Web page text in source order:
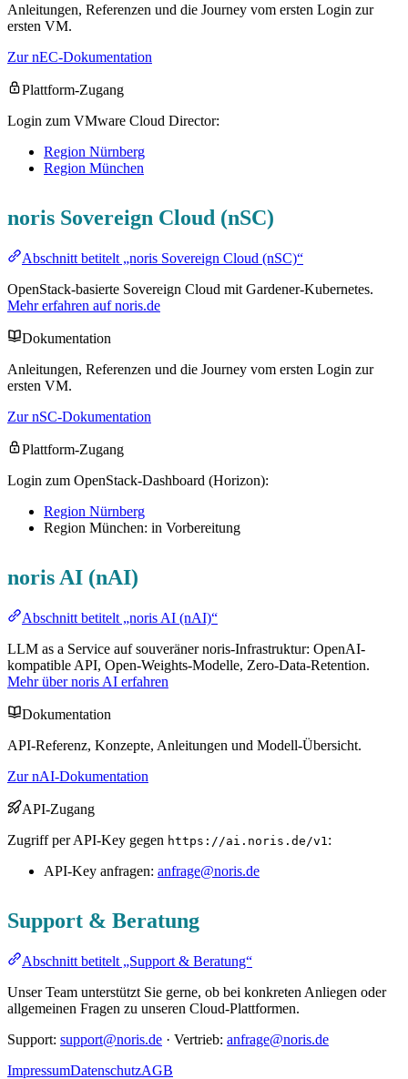
Anleitungen, Referenzen und die Journey vom ersten Login zur
ersten VM.
Zur nEC-Dokumentation
Plattform-Zugang
Login zum VMware Cloud Director:
Region Nürnberg
Region München
noris Sovereign Cloud (nSC)
Abschnitt betitelt „noris Sovereign Cloud (nSC)“
OpenStack-basierte Sovereign Cloud mit Gardener-Kubernetes.
Mehr erfahren auf noris.de
Dokumentation
Anleitungen, Referenzen und die Journey vom ersten Login zur
ersten VM.
Zur nSC-Dokumentation
Plattform-Zugang
Login zum OpenStack-Dashboard (Horizon):
Region Nürnberg
Region München: in Vorbereitung
noris AI (nAI)
Abschnitt betitelt „noris AI (nAI)“
LLM as a Service auf souveräner noris-Infrastruktur: OpenAI-
kompatible API, Open-Weights-Modelle, Zero-Data-Retention.
Mehr über noris AI erfahren
Dokumentation
API-Referenz, Konzepte, Anleitungen und Modell-Übersicht.
Zur nAI-Dokumentation
API-Zugang
Zugriff per API-Key gegen https://ai.noris.de/v1 :
API-Key anfragen: anfrage@noris.de
Support & Beratung
Abschnitt betitelt „Support & Beratung“
Unser Team unterstützt Sie gerne, ob bei konkreten Anliegen oder
allgemeinen Fragen zu unseren Cloud-Plattformen.
Support: support@noris.de · Vertrieb: anfrage@noris.de
ImpressumDatenschutzAGB